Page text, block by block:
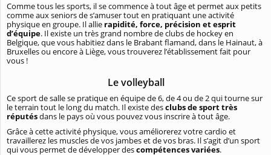
Comme tous les sports, il se commence à tout âge et permet aux petits
comme aux seniors de s’amuser tout en pratiquant une activité
physique en groupe. Il allie rapidité, force, précision et esprit
d’équipe. Il existe un très grand nombre de clubs de hockey en
Belgique, que vous habitiez dans le Brabant flamand, dans le Hainaut, à
Bruxelles ou encore à Liège, vous trouverez l’établissement fait pour
vous !
Le volleyball
Ce sport de salle se pratique en équipe de 6, de 4 ou de 2 qui tourne sur
le terrain tout le long du match. Il existe desclubs de sport très
réputésdans le pays où vous pouvez vous inscrire à tout âge.
Grâce à cette activité physique, vous améliorerez votre cardio et
travaillerez les muscles de vos jambes et de vos bras. Il s’agit d’un sport
qui vous permet de développer descompétences variées.